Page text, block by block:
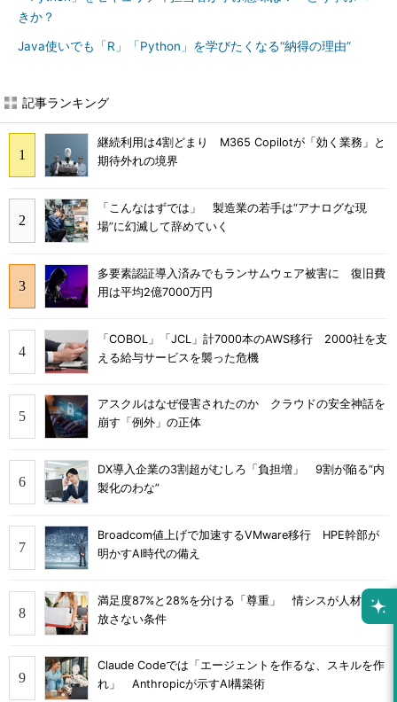
きか？
Java使いでも「R」「Python」を学びたくなる“納得の理由”
記事ランキング
継続利用は4割どまり M365 Copilotが「効く業務」と
期待外れの境界
「こんなはずでは」 製造業の若手は“アナログな現
場”に幻滅して辞めていく
多要素認証導入済みでもランサムウェア被害に 復旧費
用は平均2億7000万円
「COBOL」「JCL」計7000本のAWS移行 2000社を支
える給与サービスを襲った危機
アスクルはなぜ侵害されたのか クラウドの安全神話を
崩す「例外」の正体
DX導入企業の3割超がむしろ「負担増」 9割が陥る“内
製化のわな”
Broadcom値上げで加速するVMware移行 HPE幹部が
明かすAI時代の備え
満足度87%と28%を分ける「尊重」 情シスが人材を手
放さない条件
Claude Codeでは「エージェントを作るな、スキルを作
れ」 Anthropicが示すAI構築術